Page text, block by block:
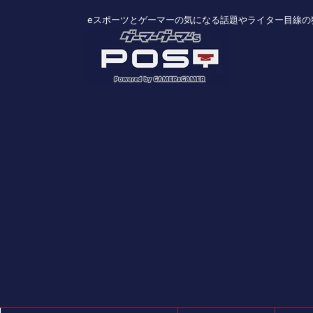
eスポーツとゲーマーの気になる話題やライター目線の